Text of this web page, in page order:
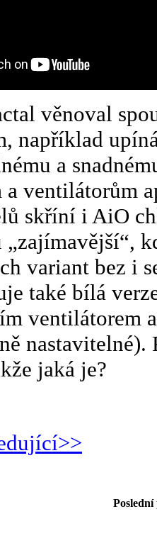
věnoval
například
a
ventilátorům
skříní i AiO
„zajímavější“,
variant bez i
také bílá
ventilátorem
nastavitelné).
jaká je?